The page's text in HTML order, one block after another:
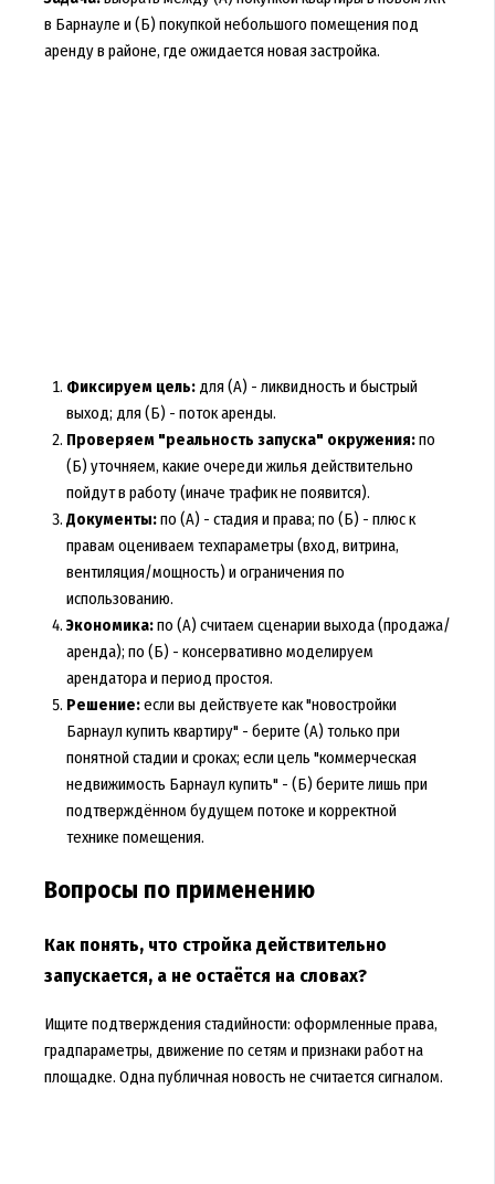
в Барнауле и (Б) покупкой небольшого помещения под
аренду в районе, где ожидается новая застройка.
Фиксируем цель:для (А) - ликвидность и быстрый
выход; для (Б) - поток аренды.
Проверяем "реальность запуска" окружения:по
(Б) уточняем, какие очереди жилья действительно
пойдут в работу (иначе трафик не появится).
Документы:по (А) - стадия и права; по (Б) - плюс к
правам оцениваем техпараметры (вход, витрина,
вентиляция/мощность) и ограничения по
использованию.
Экономика:по (А) считаем сценарии выхода (продажа/
аренда); по (Б) - консервативно моделируем
арендатора и период простоя.
Решение:если вы действуете как "новостройки
Барнаул купить квартиру" - берите (А) только при
понятной стадии и сроках; если цель "коммерческая
недвижимость Барнаул купить" - (Б) берите лишь при
подтверждённом будущем потоке и корректной
технике помещения.
Вопросы по применению
Как понять, что стройка действительно
запускается, а не остаётся на словах?
Ищите подтверждения стадийности: оформленные права,
градпараметры, движение по сетям и признаки работ на
площадке. Одна публичная новость не считается сигналом.